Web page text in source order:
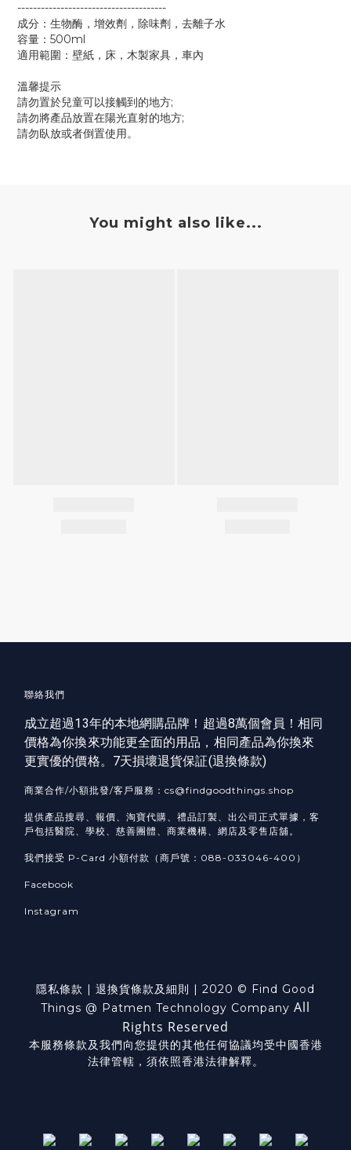
--------------------------------------
成分：生物酶，增效劑，除味劑，去離子水
容量：500ml
適用範圍：壁紙，床，木製家具，車內
溫馨提示
請勿置於兒童可以接觸到的地方;
請勿將產品放置在陽光直射的地方;
請勿臥放或者倒置使用。
You might also like...
聯絡我們
成立超過13年的本地網購品牌！超過8萬個會員！相同
價格為你換來功能更全面的用品，相同產品為你換來
更實優的價格。7天損壞退貨保証(退換條款)
商業合作/小額批發/客戶服務：cs@findgoodthings.shop
提供產品搜尋、報價、淘寶代購、禮品訂製、出公司正式單據，客
戶包括醫院、學校、慈善團體、商業機構、網店及零售店舖。
我們接受 P-Card 小額付款（商戶號：088-033046-400）
Facebook
Instagram
隱私條款 | 退換貨條款及細則 | 2020 © Find Good
Things @ Patmen Technology Company All
Rights Reserved
本服務條款及我們向您提供的其他任何協議均受中國香港
法律管轄，須依照香港法律解釋。